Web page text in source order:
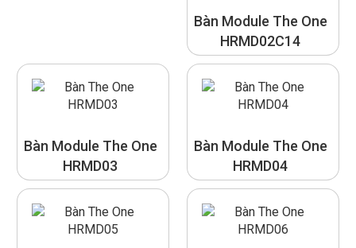
Bàn Module The One
HRMD02C14
Bàn Module The One
HRMD03
Bàn Module The One
HRMD04